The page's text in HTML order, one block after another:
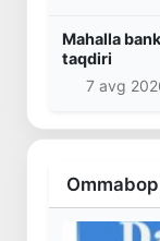
Mahalla
taqdiri
7 avg